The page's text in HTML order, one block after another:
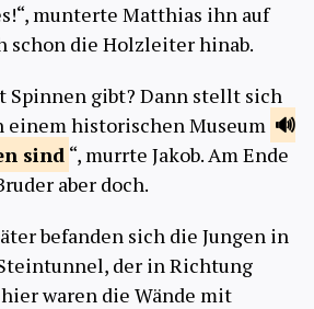
munterte Matthias ihn auf
schon die Holzleiter hinab.
Spinnen gibt? Dann stellt sich
einem historischen Museum
sind “, murrte Jakob. Am Ende
aber doch.
befanden sich die Jungen in
der in Richtung
waren die Wände mit